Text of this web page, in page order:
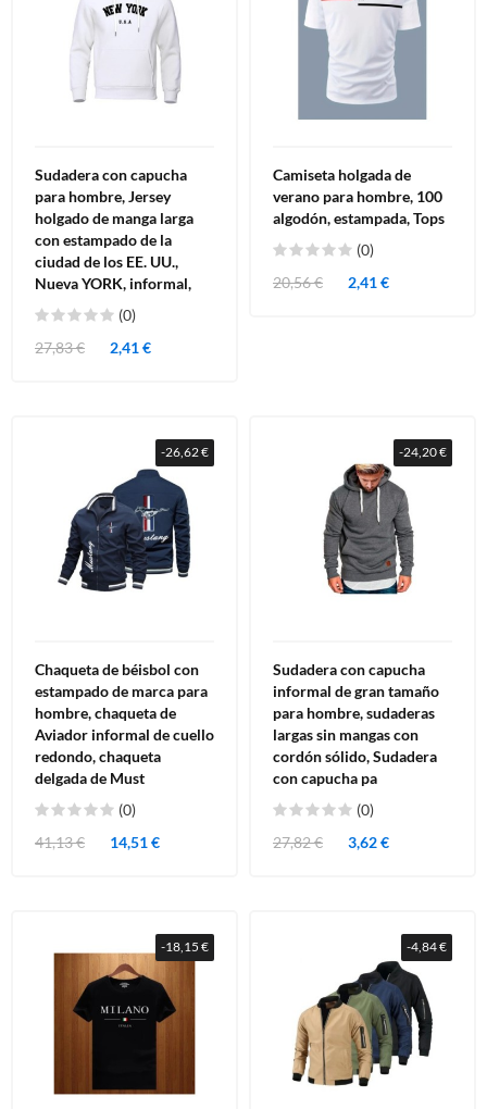
Sudadera con capucha
para hombre, Jersey
holgado de manga larga
con estampado de la
ciudad de los EE. UU.,
Nueva YORK, informal,
(0)
27,83 €
2,41 €
Camiseta holgada de
verano para hombre, 100
algodón, estampada, Tops
(0)
20,56 €
2,41 €
-26,62 €
Chaqueta de béisbol con
estampado de marca para
hombre, chaqueta de
Aviador informal de cuello
redondo, chaqueta
delgada de Must
(0)
41,13 €
14,51 €
-24,20 €
Sudadera con capucha
informal de gran tamaño
para hombre, sudaderas
largas sin mangas con
cordón sólido, Sudadera
con capucha pa
(0)
27,82 €
3,62 €
-18,15 € -4,84 €